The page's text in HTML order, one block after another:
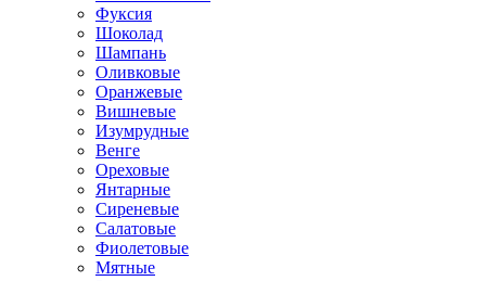
Фуксия
Шоколад
Шампань
Оливковые
Оранжевые
Вишневые
Изумрудные
Венге
Ореховые
Янтарные
Сиреневые
Салатовые
Фиолетовые
Мятные